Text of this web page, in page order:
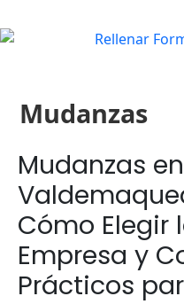
Mudanzas
Mudanzas en
Cómo Elegir
Empresa y
Prácticos